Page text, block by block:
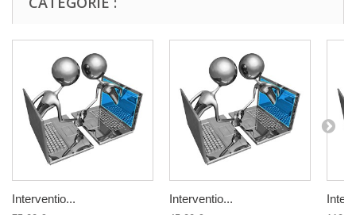
Interventio... Interventio...